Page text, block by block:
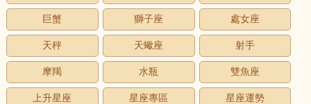
巨蟹 獅子座 處女座
天秤 天蠍座 射手
摩羯 水瓶 雙魚座
上升星座 星座專區 星座運勢